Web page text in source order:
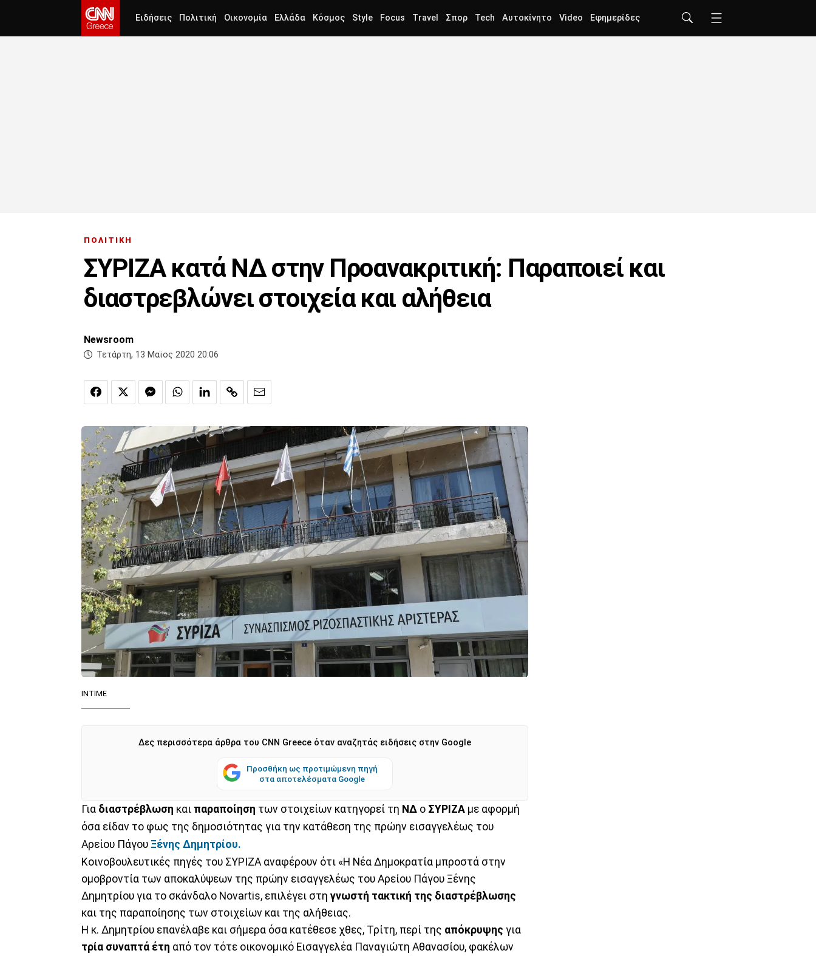
Ειδήσεις Πολιτική Οικονομία Ελλάδα Κόσμος Style Focus Travel Σπορ Tech Αυτοκίνητο Video Εφημερίδες
ΠΟΛΙΤΙΚΗ
ΣΥΡΙΖΑ κατά ΝΔ στην Προανακριτική: Παραποιεί και
διαστρεβλώνει στοιχεία και αλήθεια
Newsroom
Τετάρτη, 13 Μαϊος 2020 20:06
ΙΝΤΙΜΕ
Δες περισσότερα άρθρα του CNN Greece όταν αναζητάς ειδήσεις στην Google
Προσθήκη ως προτιμώμενη πηγή
στα αποτελέσματα Google
Για διαστρέβλωση και παραποίηση των στοιχείων κατηγορεί τη ΝΔ ο ΣΥΡΙΖΑ με αφορμή
όσα είδαν το φως της δημοσιότητας για την κατάθεση της πρώην εισαγγελέως του
Αρείου Πάγου Ξένης Δημητρίου.
Κοινοβουλευτικές πηγές του ΣΥΡΙΖΑ αναφέρουν ότι «Η Νέα Δημοκρατία μπροστά στην
ομοβροντία των αποκαλύψεων της πρώην εισαγγελέως του Αρείου Πάγου Ξένης
Δημητρίου για το σκάνδαλο Novartis, επιλέγει στη γνωστή τακτική της διαστρέβλωσης
και της παραποίησης των στοιχείων και της αλήθειας.
Η κ. Δημητρίου επανέλαβε και σήμερα όσα κατέθεσε χθες, Τρίτη, περί της απόκρυψης για
τρία συναπτά έτη από τον τότε οικονομικό Εισαγγελέα Παναγιώτη Αθανασίου, φακέλων